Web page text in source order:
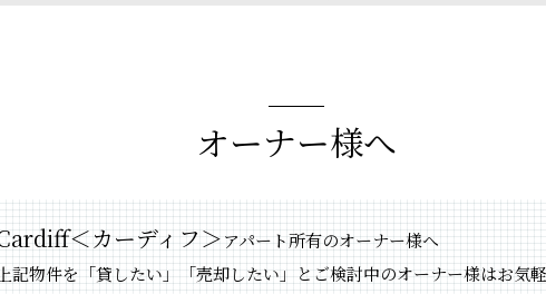
オーナー様へ
＜カーディフ＞アパート所有のオーナー様へ
上記物件を「貸したい」「売却したい」とご検討中のオーナー様はお気